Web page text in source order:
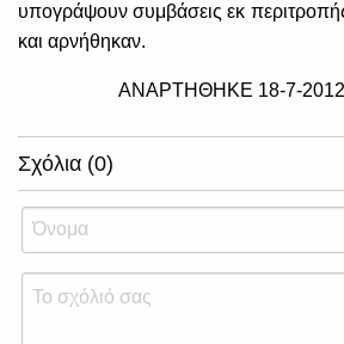
υπογράψουν συμβάσεις εκ
και αρνήθηκαν.
ΑΝΑΡΤΗΘΗΚΕ 18-7-
Σχόλια (0)